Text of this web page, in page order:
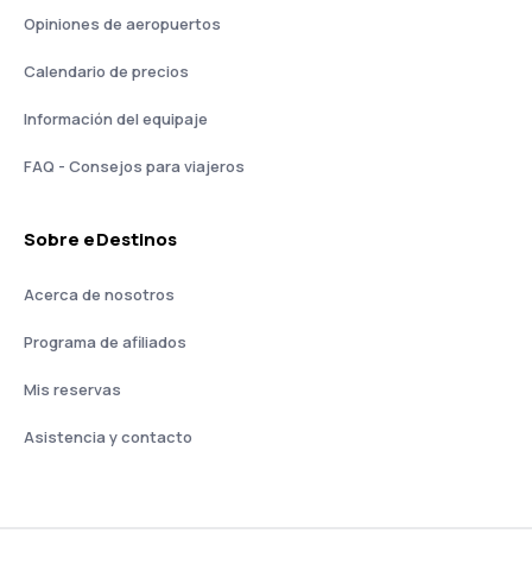
Opiniones de aeropuertos
Calendario de precios
Información del equipaje
FAQ - Consejos para viajeros
Sobre eDestinos
Acerca de nosotros
Programa de afiliados
Mis reservas
Asistencia y contacto